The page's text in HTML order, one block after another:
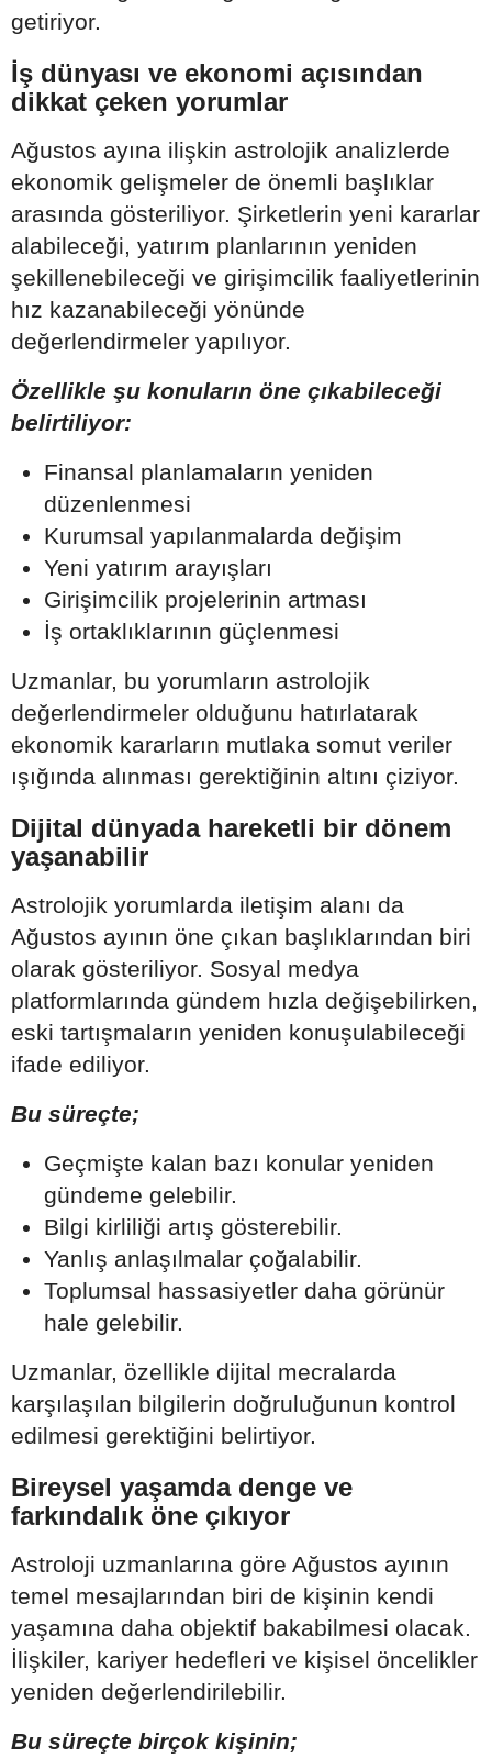
getiriyor.
İş dünyası ve ekonomi açısından
dikkat çeken yorumlar
Ağustos ayına ilişkin astrolojik analizlerde
ekonomik gelişmeler de önemli başlıklar
arasında gösteriliyor. Şirketlerin yeni kararlar
alabileceği, yatırım planlarının yeniden
şekillenebileceği ve girişimcilik faaliyetlerinin
hız kazanabileceği yönünde
değerlendirmeler yapılıyor.
Özellikle şu konuların öne çıkabileceği
belirtiliyor:
Finansal planlamaların yeniden
düzenlenmesi
Kurumsal yapılanmalarda değişim
Yeni yatırım arayışları
Girişimcilik projelerinin artması
İş ortaklıklarının güçlenmesi
Uzmanlar, bu yorumların astrolojik
değerlendirmeler olduğunu hatırlatarak
ekonomik kararların mutlaka somut veriler
ışığında alınması gerektiğinin altını çiziyor.
Dijital dünyada hareketli bir dönem
yaşanabilir
Astrolojik yorumlarda iletişim alanı da
Ağustos ayının öne çıkan başlıklarından biri
olarak gösteriliyor. Sosyal medya
platformlarında gündem hızla değişebilirken,
eski tartışmaların yeniden konuşulabileceği
ifade ediliyor.
Bu süreçte;
Geçmişte kalan bazı konular yeniden
gündeme gelebilir.
Bilgi kirliliği artış gösterebilir.
Yanlış anlaşılmalar çoğalabilir.
Toplumsal hassasiyetler daha görünür
hale gelebilir.
Uzmanlar, özellikle dijital mecralarda
karşılaşılan bilgilerin doğruluğunun kontrol
edilmesi gerektiğini belirtiyor.
Bireysel yaşamda denge ve
farkındalık öne çıkıyor
Astroloji uzmanlarına göre Ağustos ayının
temel mesajlarından biri de kişinin kendi
yaşamına daha objektif bakabilmesi olacak.
İlişkiler, kariyer hedefleri ve kişisel öncelikler
yeniden değerlendirilebilir.
Bu süreçte birçok kişinin;